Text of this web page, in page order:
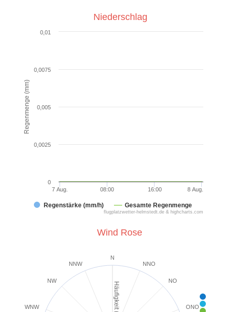
Regenmenge (mm)
Regenstärke (mm/h) Gesamte Regenmenge
7 Aug. 8 Aug.
08:00 16:00
0
0,0025
0,005
0,0075
0,01
flugplatzwetter-helmstedt.de & highcharts.com
Niederschlag
Häufigkeit (%)
Wind Rose
N
NNO
NO
ONO
WNW
NW
NNW